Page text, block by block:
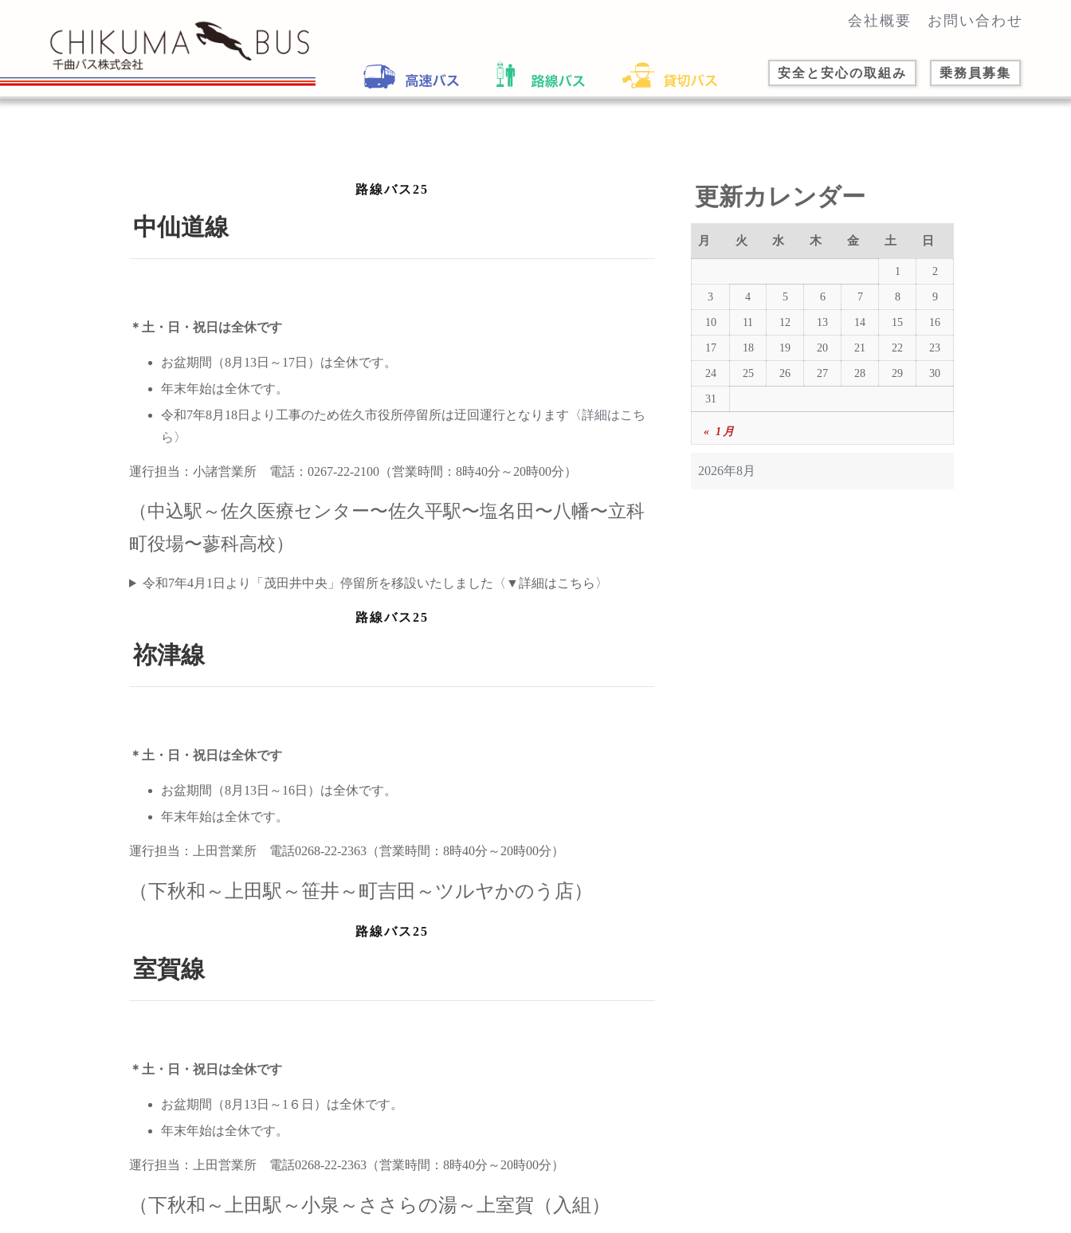
会社概要 お問い合わせ
安全と安心の取組み 乗務員募集
路線バス25
中仙道線
＊土・日・祝日は全休です
お盆期間（8月13日～17日）は全休です。
年末年始は全休です。
令和7年8月18日より工事のため佐久市役所停留所は迂回運行となります〈詳細はこち
ら 〉
運行担当：小諸営業所 電話：0267-22-2100（営業時間：8時40分～20時00分）
（中込駅～佐久医療センター〜佐久平駅〜塩名田〜八幡〜立科
町役場〜蓼科高校）
令和7年4月1日より「茂田井中央」停留所を移設いたしました〈▼詳細はこちら〉
路線バス25
祢津線
＊土・日・祝日は全休です
お盆期間（8月13日～16日）は全休です。
年末年始は全休です。
運行担当：上田営業所 電話0268-22-2363（営業時間：8時40分～20時00分）
（下秋和～上田駅～笹井～町吉田～ツルヤかのう店）
路線バス25
室賀線
＊土・日・祝日は全休です
お盆期間（8月13日～1６日）は全休です。
年末年始は全休です。
運行担当：上田営業所 電話0268-22-2363（営業時間：8時40分～20時00分）
（下秋和～上田駅～小泉～ささらの湯～上室賀（入組）
更新カレンダー
2026年8月
月 火 水 木 金 土 日
« 1月
1 2
3 4 5 6 7 8 9
10 11 12 13 14 15 16
17 18 19 20 21 22 23
24 25 26 27 28 29 30
31